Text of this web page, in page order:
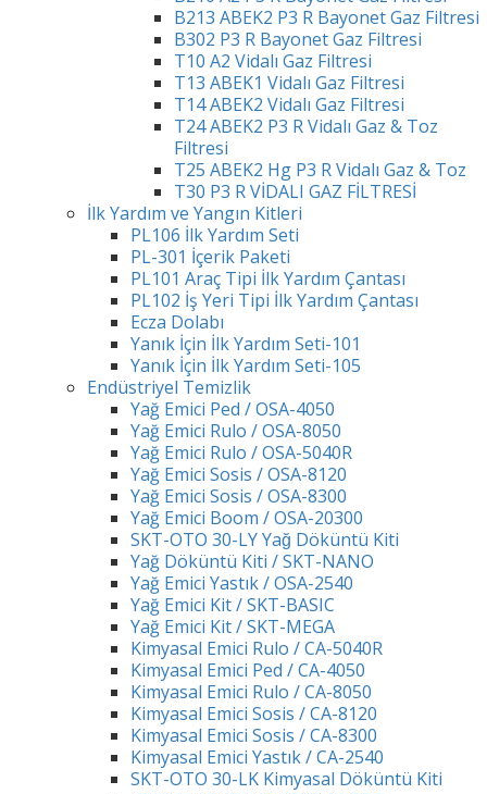
B213 ABEK2 P3 R Bayonet Gaz Filtresi
B302 P3 R Bayonet Gaz Filtresi
T10 A2 Vidalı Gaz Filtresi
T13 ABEK1 Vidalı Gaz Filtresi
T14 ABEK2 Vidalı Gaz Filtresi
T24 ABEK2 P3 R Vidalı Gaz & Toz
Filtresi
T25 ABEK2 Hg P3 R Vidalı Gaz & Toz
T30 P3 R VİDALI GAZ FİLTRESİ
İlk Yardım ve Yangın Kitleri
PL106 İlk Yardım Seti
PL-301 İçerik Paketi
PL101 Araç Tipi İlk Yardım Çantası
PL102 İş Yeri Tipi İlk Yardım Çantası
Ecza Dolabı
Yanık İçin İlk Yardım Seti-101
Yanık İçin İlk Yardım Seti-105
Endüstriyel Temizlik
Yağ Emici Ped / OSA-4050
Yağ Emici Rulo / OSA-8050
Yağ Emici Rulo / OSA-5040R
Yağ Emici Sosis / OSA-8120
Yağ Emici Sosis / OSA-8300
Yağ Emici Boom / OSA-20300
SKT-OTO 30-LY Yağ Döküntü Kiti
Yağ Döküntü Kiti / SKT-NANO
Yağ Emici Yastık / OSA-2540
Yağ Emici Kit / SKT-BASIC
Yağ Emici Kit / SKT-MEGA
Kimyasal Emici Rulo / CA-5040R
Kimyasal Emici Ped / CA-4050
Kimyasal Emici Rulo / CA-8050
Kimyasal Emici Sosis / CA-8120
Kimyasal Emici Sosis / CA-8300
Kimyasal Emici Yastık / CA-2540
SKT-OTO 30-LK Kimyasal Döküntü Kiti